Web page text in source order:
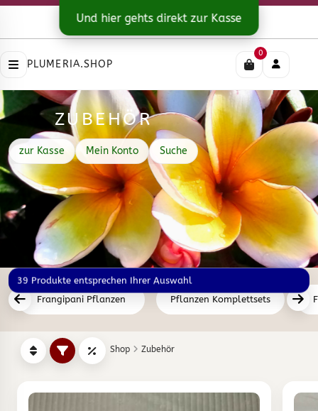
Kontakt|Versandarten
PLUMERIA.SHOP
0
ZUBEHÖR
zur Kasse Mein Konto Suche
39 Produkte entsprechen Ihrer Auswahl
Frangipani Pflanzen Pflanzen Komplettsets
Shop Zubehör
Und hier gehts direkt zur Kasse